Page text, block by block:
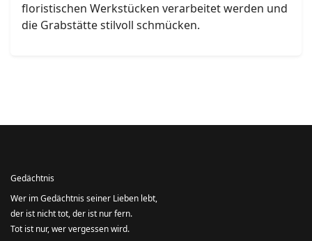
floristischen Werkstücken verarbeitet werden und
die Grabstätte stilvoll schmücken.
Gedächtnis
Wer im Gedächtnis seiner Lieben lebt,
der ist nicht tot, der ist nur fern.
Tot ist nur, wer vergessen wird.